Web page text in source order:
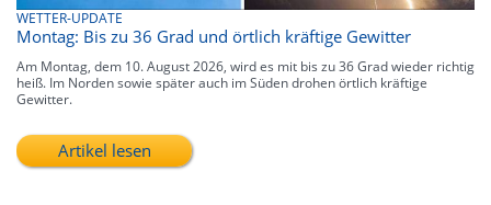
WETTER-UPDATE
Montag: Bis zu 36 Grad und örtlich kräftige Gewitter
Am Montag, dem 10. August 2026, wird es mit bis zu 36 Grad wieder richtig
heiß. Im Norden sowie später auch im Süden drohen örtlich kräftige
Gewitter.
Artikel lesen